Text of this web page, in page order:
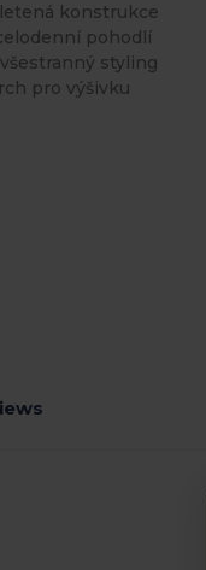
konstrukce
pohodlí
styling
pro výšivku